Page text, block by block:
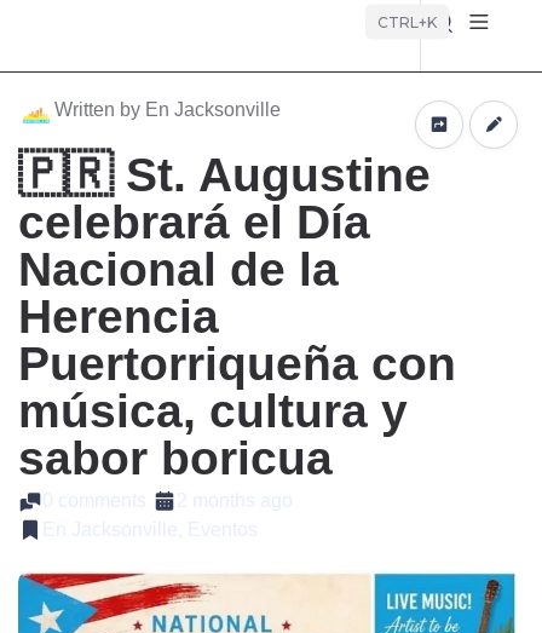
CTRL+K
Written by En Jacksonville
🇵🇷 St. Augustine
celebrará el Día
Nacional de la
Herencia
Puertorriqueña con
música, cultura y
sabor boricua
0 comments
2 months ago
En Jacksonville, Eventos